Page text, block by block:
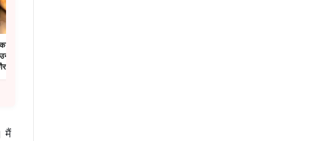
पर गुस्साई कंगना रनौत,
मामला अलग है, मेरे घर को
था
मैं